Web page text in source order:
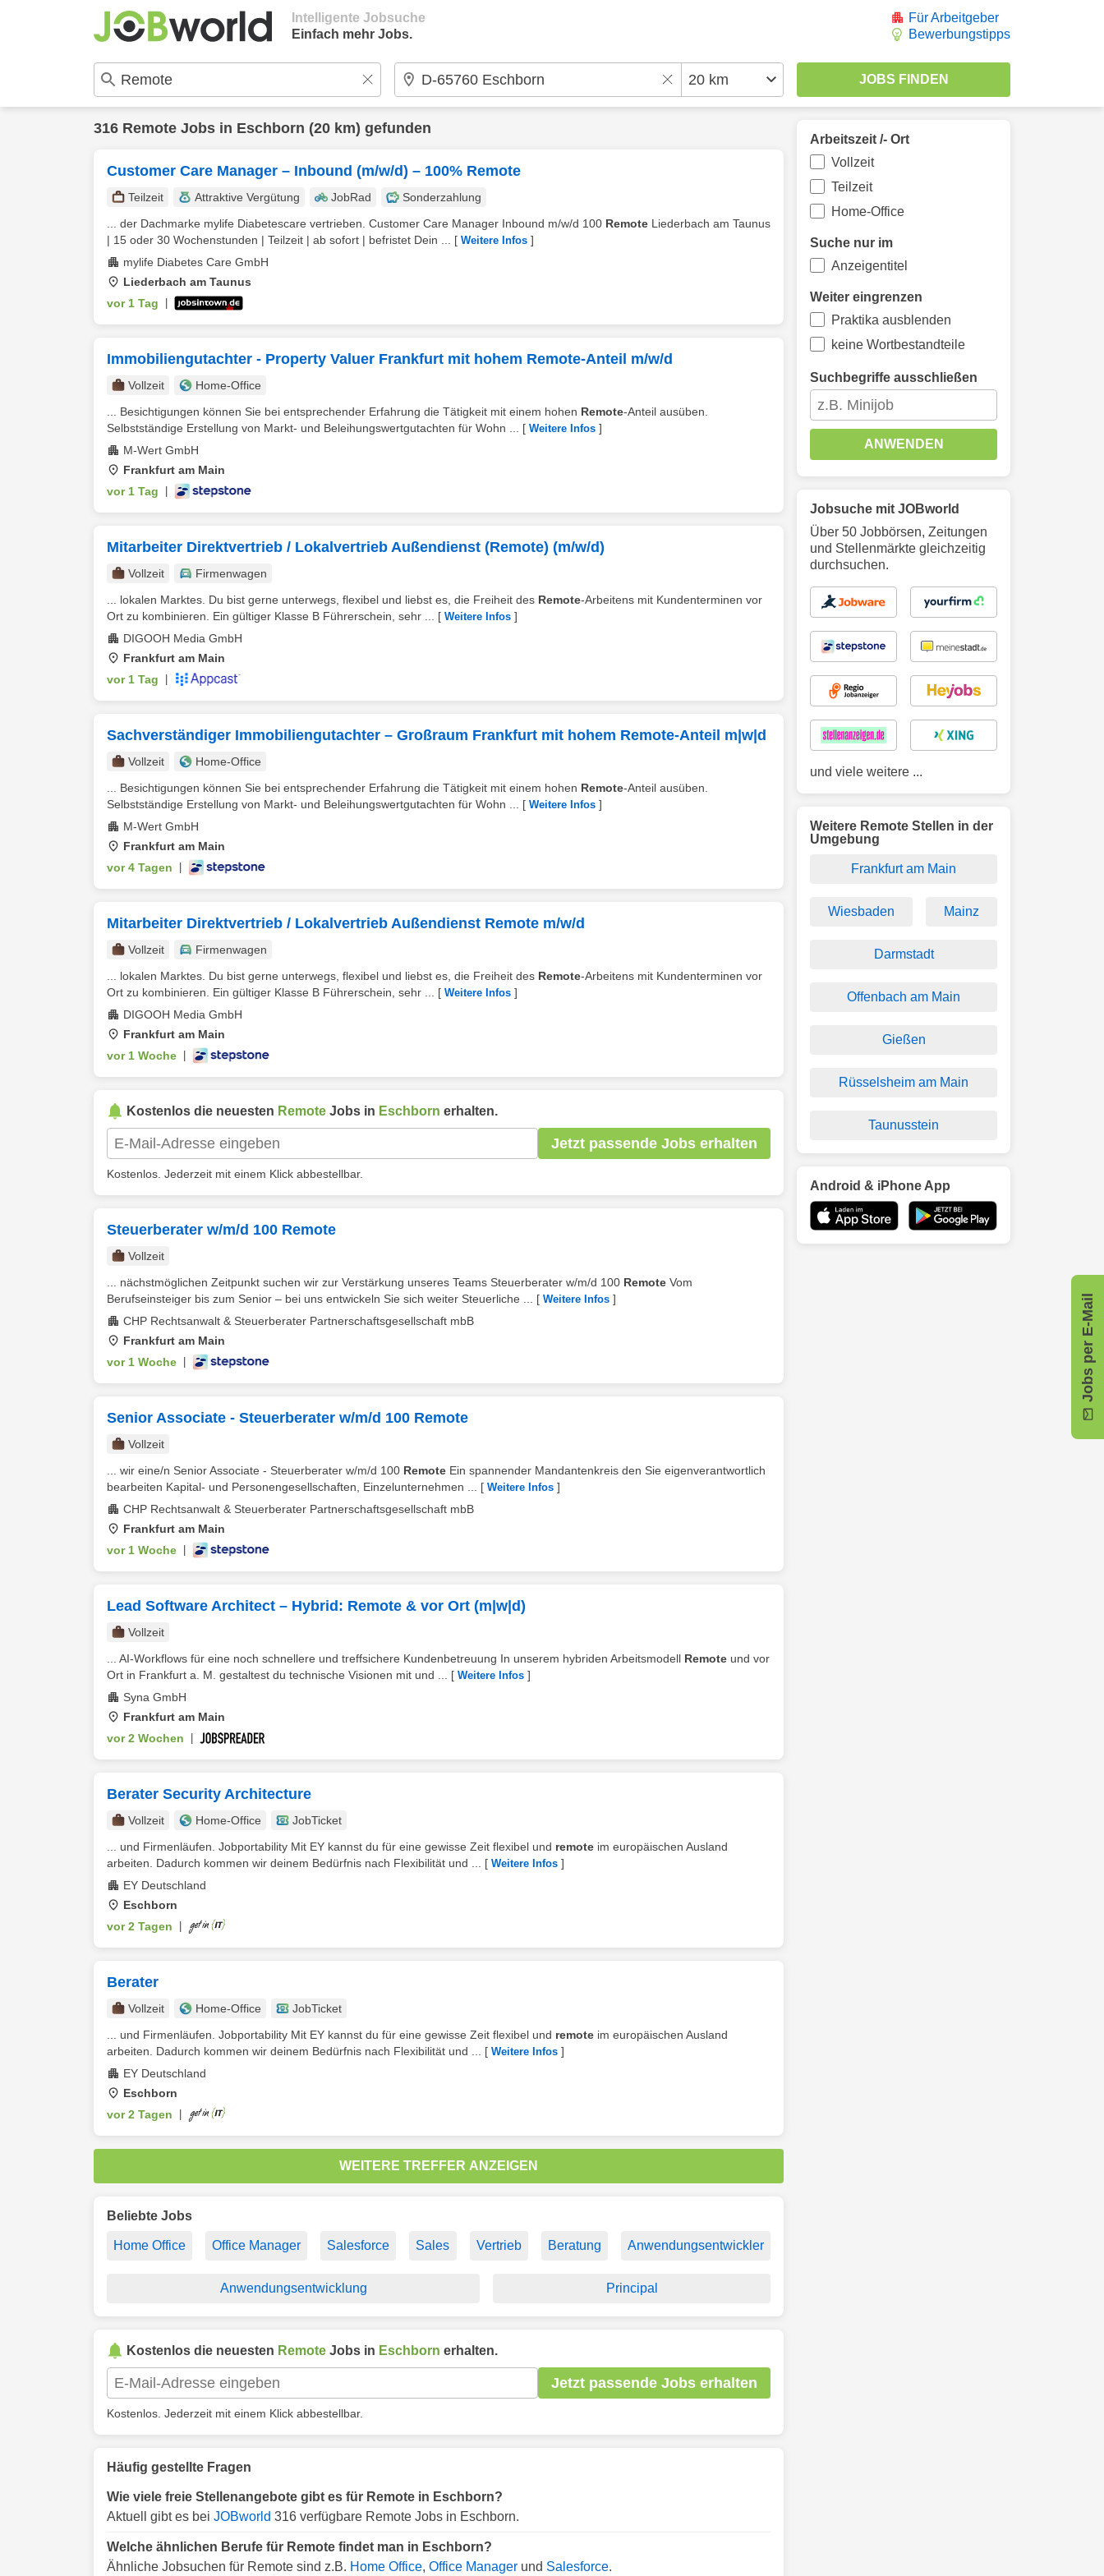
Intelligente Jobsuche
Einfach mehr Jobs.
Für Arbeitgeber
Bewerbungstipps
316 Remote Jobs in Eschborn (20 km) gefunden
Customer Care Manager – Inbound (m/w/d) – 100% Remote
Teilzeit Attraktive Vergütung JobRad
Sonderzahlung
... der Dachmarke mylife Diabetescare vertrieben. Customer Care Manager Inbound m/w/d 100 Remote Liederbach am Taunus
| 15 oder 30 Wochenstunden | Teilzeit | ab sofort | befristet Dein ...
[ Weitere Infos ]
mylife Diabetes Care GmbH
Liederbach am Taunus
vor 1 Tag
Immobiliengutachter - Property Valuer Frankfurt mit hohem Remote-Anteil m/w/d
Vollzeit
Home-Office
... Besichtigungen können Sie bei entsprechender Erfahrung die Tätigkeit mit einem hohen Remote-Anteil ausüben.
Selbstständige Erstellung von Markt- und Beleihungswertgutachten für Wohn ...
[ Weitere Infos ]
M-Wert GmbH
Frankfurt am Main
vor 1 Tag
Mitarbeiter Direktvertrieb / Lokalvertrieb Außendienst (Remote) (m/w/d)
Vollzeit
Firmenwagen
... lokalen Marktes. Du bist gerne unterwegs, flexibel und liebst es, die Freiheit des Remote-Arbeitens mit Kundenterminen vor
Ort zu kombinieren. Ein gültiger Klasse B Führerschein, sehr ...
[ Weitere Infos ]
DIGOOH Media GmbH
Frankfurt am Main
vor 1 Tag
Sachverständiger Immobiliengutachter – Großraum Frankfurt mit hohem Remote-Anteil m|w|d
Vollzeit
Home-Office
... Besichtigungen können Sie bei entsprechender Erfahrung die Tätigkeit mit einem hohen Remote-Anteil ausüben.
Selbstständige Erstellung von Markt- und Beleihungswertgutachten für Wohn ...
[ Weitere Infos ]
M-Wert GmbH
Frankfurt am Main
vor 4 Tagen
Mitarbeiter Direktvertrieb / Lokalvertrieb Außendienst Remote m/w/d
Vollzeit
Firmenwagen
... lokalen Marktes. Du bist gerne unterwegs, flexibel und liebst es, die Freiheit des Remote-Arbeitens mit Kundenterminen vor
Ort zu kombinieren. Ein gültiger Klasse B Führerschein, sehr ...
[ Weitere Infos ]
DIGOOH Media GmbH
Frankfurt am Main
vor 1 Woche
Kostenlos die neuesten Remote Jobs in Eschborn erhalten.
Jetzt passende Jobs erhalten
Kostenlos. Jederzeit mit einem Klick abbestellbar.
Steuerberater w/m/d 100 Remote
Vollzeit
... nächstmöglichen Zeitpunkt suchen wir zur Verstärkung unseres Teams Steuerberater w/m/d 100 Remote Vom
Berufseinsteiger bis zum Senior – bei uns entwickeln Sie sich weiter Steuerliche ...
[ Weitere Infos ]
CHP Rechtsanwalt & Steuerberater Partnerschaftsgesellschaft mbB
Frankfurt am Main
vor 1 Woche
Senior Associate - Steuerberater w/m/d 100 Remote
Vollzeit
... wir eine/n Senior Associate - Steuerberater w/m/d 100 Remote Ein spannender Mandantenkreis den Sie eigenverantwortlich
bearbeiten Kapital- und Personengesellschaften, Einzelunternehmen ...
[ Weitere Infos ]
CHP Rechtsanwalt & Steuerberater Partnerschaftsgesellschaft mbB
Frankfurt am Main
vor 1 Woche
Lead Software Architect – Hybrid: Remote & vor Ort (m|w|d)
Vollzeit
... AI-Workflows für eine noch schnellere und treffsichere Kundenbetreuung In unserem hybriden Arbeitsmodell Remote und vor
Ort in Frankfurt a. M. gestaltest du technische Visionen mit und ...
[ Weitere Infos ]
Syna GmbH
Frankfurt am Main
vor 2 Wochen
Berater Security Architecture
Vollzeit Home-Office
JobTicket
... und Firmenläufen. Jobportability Mit EY kannst du für eine gewisse Zeit flexibel und remote im europäischen Ausland
arbeiten. Dadurch kommen wir deinem Bedürfnis nach Flexibilität und ...
[ Weitere Infos ]
EY Deutschland
Eschborn
vor 2 Tagen
Berater
Vollzeit Home-Office
JobTicket
... und Firmenläufen. Jobportability Mit EY kannst du für eine gewisse Zeit flexibel und remote im europäischen Ausland
arbeiten. Dadurch kommen wir deinem Bedürfnis nach Flexibilität und ...
[ Weitere Infos ]
EY Deutschland
Eschborn
vor 2 Tagen
WEITERE TREFFER ANZEIGEN
Beliebte Jobs
Home Office Office Manager Salesforce Sales Vertrieb Beratung Anwendungsentwickler
Anwendungsentwicklung Principal
Kostenlos die neuesten Remote Jobs in Eschborn erhalten.
Jetzt passende Jobs erhalten
Kostenlos. Jederzeit mit einem Klick abbestellbar.
Häufig gestellte Fragen
Wie viele freie Stellenangebote gibt es für Remote in Eschborn?
Aktuell gibt es bei JOBworld 316 verfügbare Remote Jobs in Eschborn.
Welche ähnlichen Berufe für Remote findet man in Eschborn?
Ähnliche Jobsuchen für Remote sind z.B. Home Office, Office Manager und Salesforce.
Jobs per E-Mail
Arbeitszeit /- Ort
Vollzeit
Teilzeit
Home-Office
Suche nur im
Anzeigentitel
Weiter eingrenzen
Praktika ausblenden
keine Wortbestandteile
Suchbegriffe ausschließen
ANWENDEN
Jobsuche mit JOBworld
Über 50 Jobbörsen, Zeitungen
und Stellenmärkte gleichzeitig
durchsuchen.
und viele weitere ...
Weitere Remote Stellen in der
Umgebung
Frankfurt am Main
Wiesbaden Mainz
Darmstadt
Offenbach am Main
Gießen
Rüsselsheim am Main
Taunusstein
Android & iPhone App